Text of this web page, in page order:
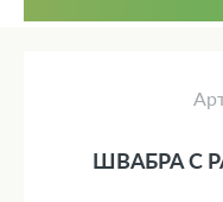
ШВАБРА С